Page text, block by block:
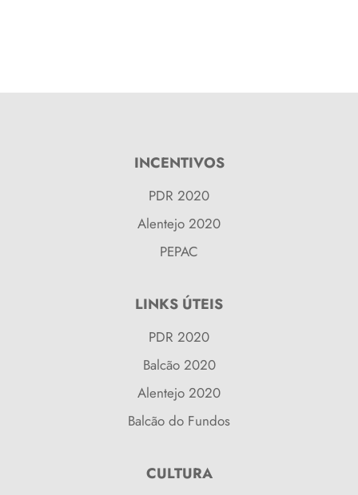
INCENTIVOS
PDR 2020
Alentejo 2020
PEPAC
LINKS ÚTEIS
PDR 2020
Balcão 2020
Alentejo 2020
Balcão do Fundos
CULTURA